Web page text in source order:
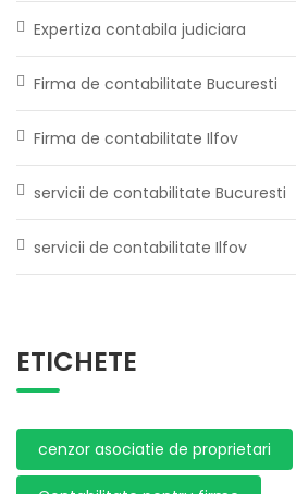
Expertiza contabila judiciara
Firma de contabilitate Bucuresti
Firma de contabilitate Ilfov
servicii de contabilitate Bucuresti
servicii de contabilitate Ilfov
ETICHETE
cenzor asociatie de proprietari